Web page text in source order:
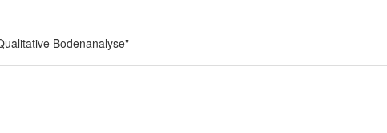
Bodenanalyse"